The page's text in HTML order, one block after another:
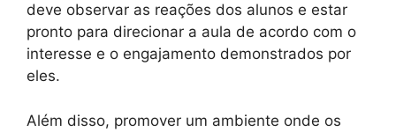
deve observar as reações dos alunos e estar
pronto para direcionar a aula de acordo com o
interesse e o engajamento demonstrados por
eles.
Além disso, promover um ambiente onde os